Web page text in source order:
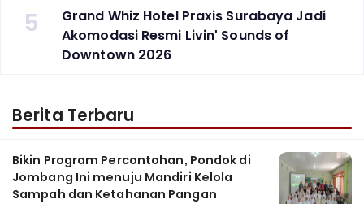
5
Grand Whiz Hotel Praxis Surabaya Jadi
Akomodasi Resmi Livin' Sounds of
Downtown 2026
Berita Terbaru
Bikin Program Percontohan, Pondok di
Jombang Ini menuju Mandiri Kelola
Sampah dan Ketahanan Pangan